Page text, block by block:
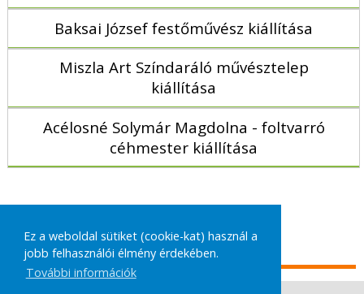
Ez a weboldal sütiket (cookie-kat) használ a
jobb felhasználói élmény érdekében.
További információk
Baksai József festőművész kiállítása
Miszla Art Színdaráló művésztelep
kiállítása
Acélosné Solymár Magdolna - foltvarró
céhmester kiállítása
MÉG TÖBB PROGRAM